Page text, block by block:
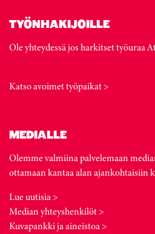
TYÖNHAKIJOILLE
Ole yhteydessä jos harkitset työuraa
Katso avoimet työpaikat >
MEDIALLE
Olemme valmiina palvelemaan
ottamaan kantaa alan ajankohtaisiin
Lue uutisia >
Median yhteyshenkilöt >
Kuvapankki ja aineistoa >